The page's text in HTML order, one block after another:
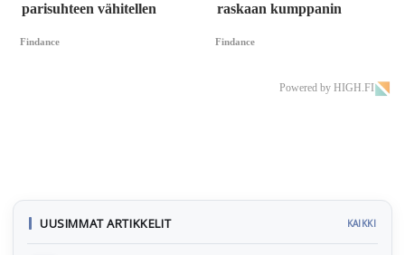
parisuhteen vähitellen
Findance
raskaan kumppanin
Findance
Powered by HIGH.FI
UUSIMMAT ARTIKKELIT KAIKKI